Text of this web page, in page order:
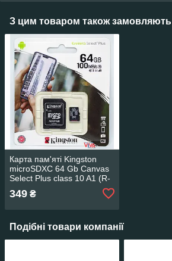
З цим товаром також замовляють
Карта пам'яті Kingston
microSDXC 64 Gb Canvas
Select Plus class 10 A1 (R-
349 ₴
Подібні товари компанії